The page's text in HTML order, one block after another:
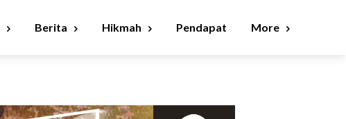
Berita Hikmah Pendapat More